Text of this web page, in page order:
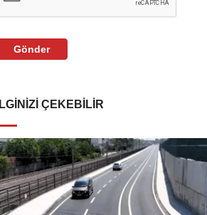
Gönder
İLGINIZI ÇEKEBILIR